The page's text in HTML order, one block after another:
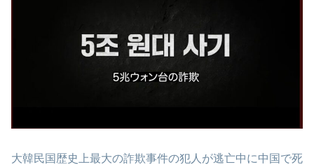
大韓民国歴史上最大の詐欺事件の犯人が逃亡中に中国で死